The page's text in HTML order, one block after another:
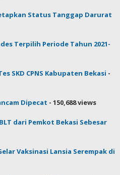
Status Tanggap Darurat
Terpilih Periode Tahun 2021-
SKD CPNS Kabupaten Bekasi -
Dipecat - 150,688 views
dari Pemkot Bekasi Sebesar
Vaksinasi Lansia Serempak di